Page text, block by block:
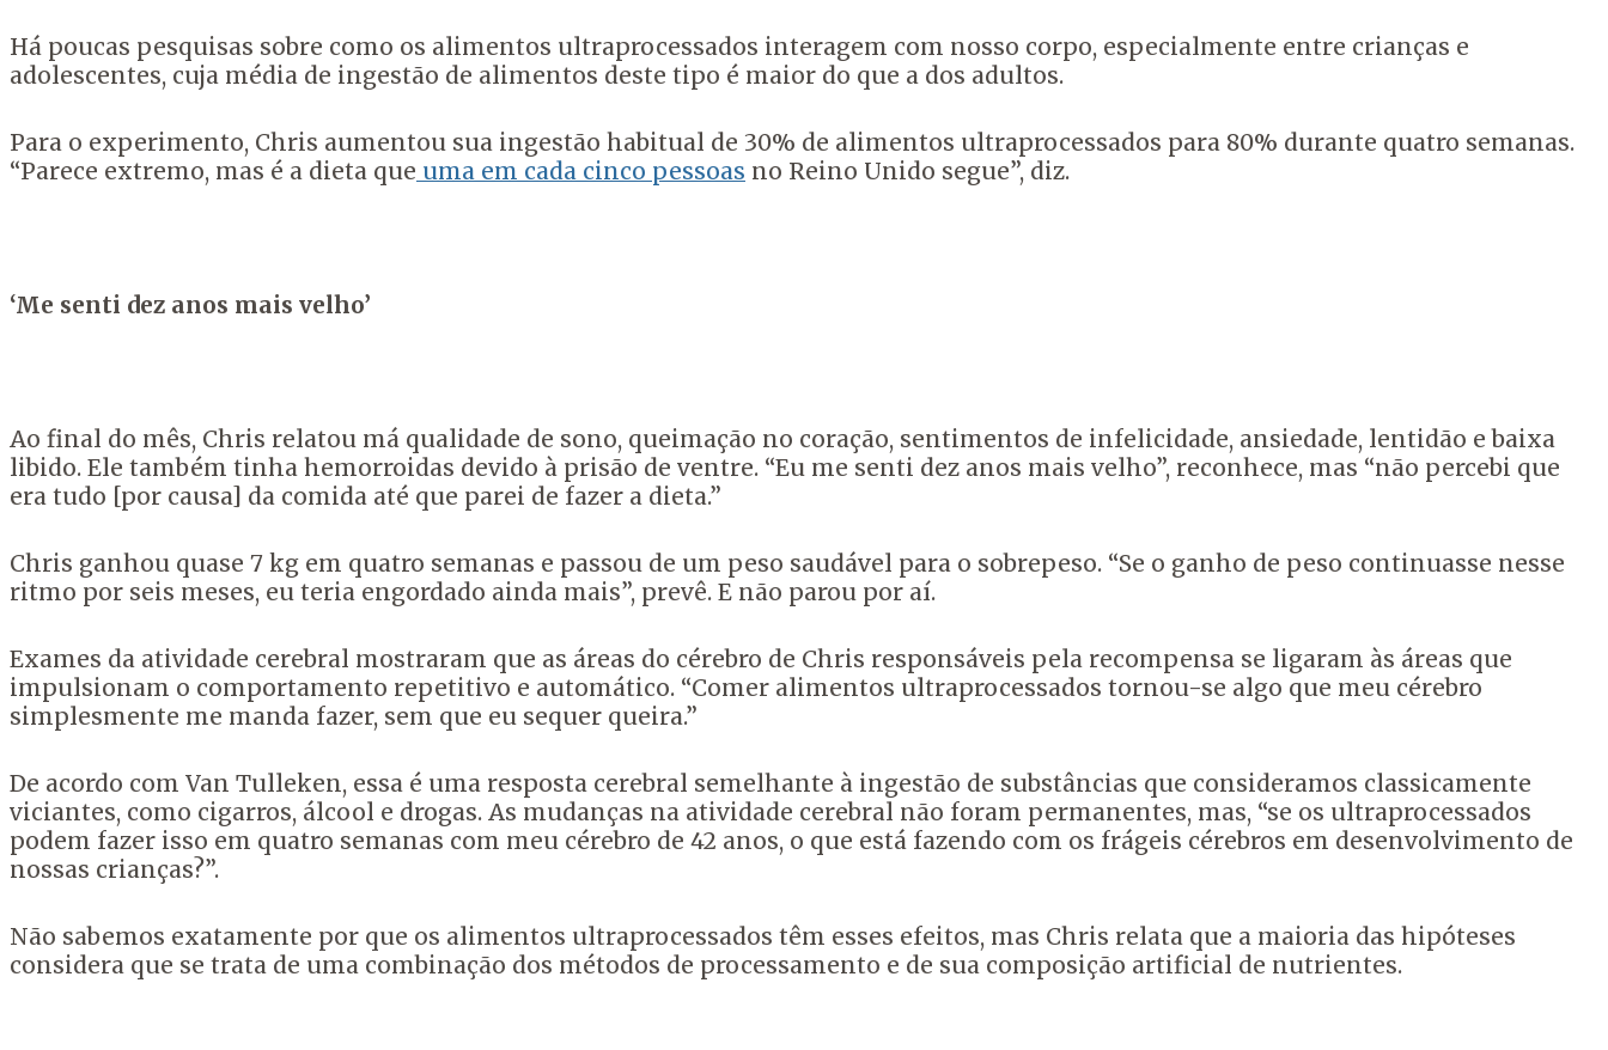
Há poucas pesquisas sobre como os alimentos ultraprocessados interagem com nosso corpo, especialmente entre crianças e
adolescentes, cuja média de ingestão de alimentos deste tipo é maior do que a dos adultos.
Para o experimento, Chris aumentou sua ingestão habitual de 30% de alimentos ultraprocessados para 80% durante quatro semanas.
“Parece extremo, mas é a dieta que uma em cada cinco pessoas no Reino Unido segue”, diz.
‘Me senti dez anos mais velho’
Ao final do mês, Chris relatou má qualidade de sono, queimação no coração, sentimentos de infelicidade, ansiedade, lentidão e baixa
libido. Ele também tinha hemorroidas devido à prisão de ventre. “Eu me senti dez anos mais velho”, reconhece, mas “não percebi que
era tudo [por causa] da comida até que parei de fazer a dieta.”
Chris ganhou quase 7 kg em quatro semanas e passou de um peso saudável para o sobrepeso. “Se o ganho de peso continuasse nesse
ritmo por seis meses, eu teria engordado ainda mais”, prevê. E não parou por aí.
Exames da atividade cerebral mostraram que as áreas do cérebro de Chris responsáveis pela recompensa se ligaram às áreas que
impulsionam o comportamento repetitivo e automático. “Comer alimentos ultraprocessados tornou-se algo que meu cérebro
simplesmente me manda fazer, sem que eu sequer queira.”
De acordo com Van Tulleken, essa é uma resposta cerebral semelhante à ingestão de substâncias que consideramos classicamente
viciantes, como cigarros, álcool e drogas. As mudanças na atividade cerebral não foram permanentes, mas, “se os ultraprocessados
podem fazer isso em quatro semanas com meu cérebro de 42 anos, o que está fazendo com os frágeis cérebros em desenvolvimento de
nossas crianças?”.
Não sabemos exatamente por que os alimentos ultraprocessados têm esses efeitos, mas Chris relata que a maioria das hipóteses
considera que se trata de uma combinação dos métodos de processamento e de sua composição artificial de nutrientes.